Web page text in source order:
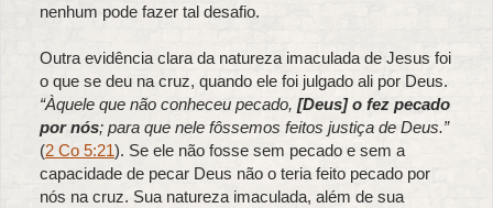
nenhum pode fazer tal desafio.
Outra evidência clara da natureza imaculada de Jesus foi
o que se deu na cruz, quando ele foi julgado ali por Deus.
“Àquele que não conheceu pecado, [Deus] o fez pecado
por nós; para que nele fôssemos feitos justiça de Deus.”
(2 Co 5:21). Se ele não fosse sem pecado e sem a
capacidade de pecar Deus não o teria feito pecado por
nós na cruz. Sua natureza imaculada, além de sua